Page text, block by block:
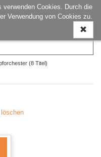
verwenden Cookies. Durch die
Verwendung von Cookies zu.
ein-/
(8 Titel)